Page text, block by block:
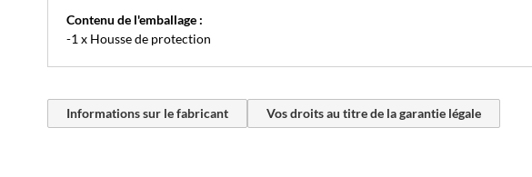
Contenu de l'emballage :
-1 x Housse de protection
Informations sur le fabricant Vos droits au titre de la garantie légale